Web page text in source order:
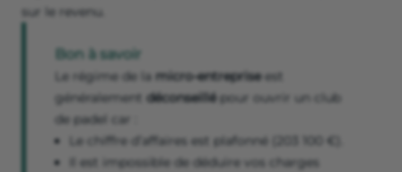
sur le revenu.
Bon à savoir
Le régime de la micro-entrepriseest
généralement déconseillé pour ouvrir un club
de padel car :
Le chiffre d’affaires est plafonné (203 100 €).
Il est impossible de déduire vos charges